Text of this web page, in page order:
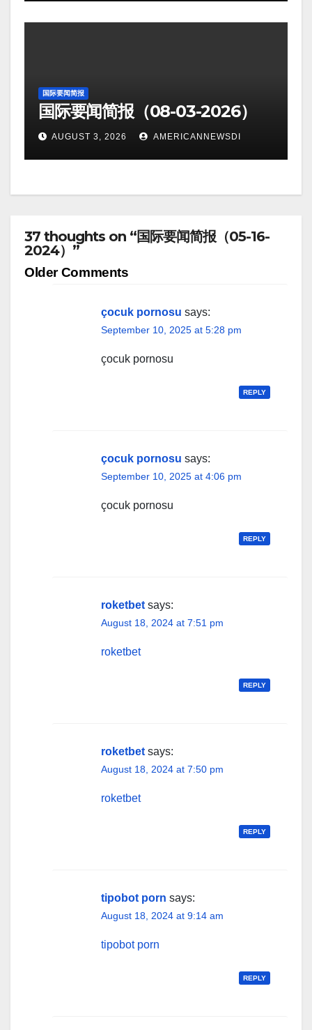
国际要闻简报
国际要闻简报（08-03-2026）
AUGUST 3, 2026 AMERICANNEWSDI
37 thoughts on “国际要闻简报（05-16-
2024）”
Comment
Older Comments
çocuk pornosu says:
September 10, 2025 at 5:28 pm
çocuk pornosu
REPLY
çocuk pornosu says:
September 10, 2025 at 4:06 pm
çocuk pornosu
REPLY
roketbet says:
August 18, 2024 at 7:51 pm
roketbet
REPLY
roketbet says:
August 18, 2024 at 7:50 pm
roketbet
REPLY
tipobot porn says:
August 18, 2024 at 9:14 am
tipobot porn
REPLY